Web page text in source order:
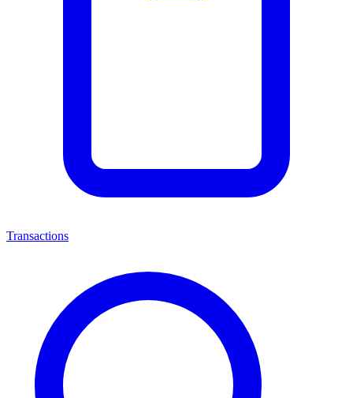
Transactions